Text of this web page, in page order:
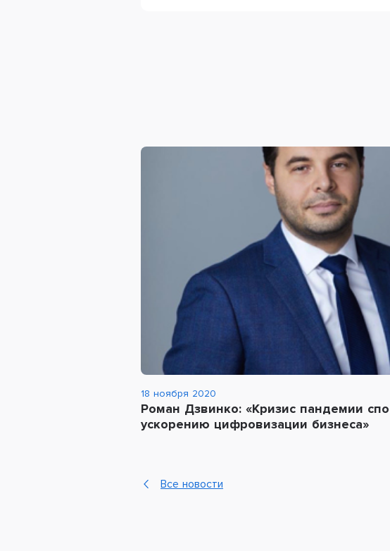
18 ноября 2020
Роман Дзвинко: «Кризис пандемии
ускорению цифровизации бизнеса»
Все новости